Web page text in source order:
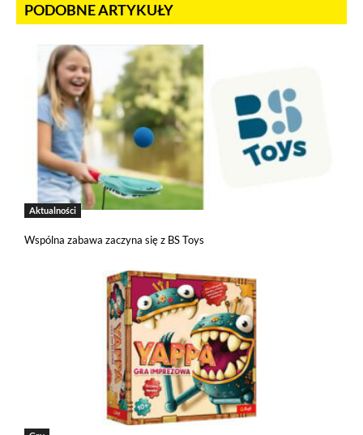
PODOBNE ARTYKUŁY
Aktualności
Wspólna zabawa zaczyna się z BS Toys